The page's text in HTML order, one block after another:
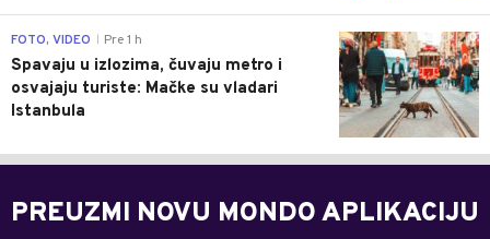
0
FOTO, VIDEO Pre 1 h
Spavaju u izlozima, čuvaju metro i
osvajaju turiste: Mačke su vladari
Istanbula
PREUZMI NOVU MONDO APLIKACIJU